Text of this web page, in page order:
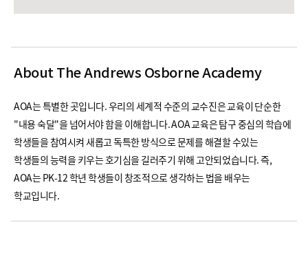
About The Andrews Osborne Academy
AOA는 특별한 곳입니다. 우리의 세계적 수준의 교수진은 교육이 단순한
"내용 숙달"을 넘어서야 함을 이해합니다. AOA 교육은 탐구 중심의 학습에
학생들을 참여시켜 새롭고 독특한 방식으로 문제를 해결할 수있는
학생들의 능력을 키우는 호기심을 길러주기 위해 고안되었습니다. 즉,
AOA는 PK-12 학년 학생들이 창조적으로 생각하는 법을 배우는
학교입니다.